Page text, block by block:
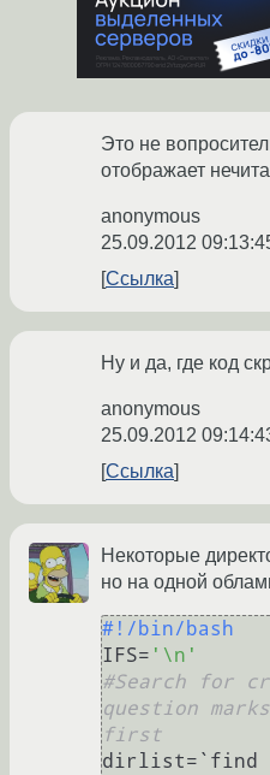
Это не
отображает
anonymous
25.09.2012
Ссылка
Ну и да, где код
anonymous
25.09.2012
Ссылка
Некоторые
но на одной
#!/bin/bash
IFS= '\n'
#Search for
question
first
dirlist=`find